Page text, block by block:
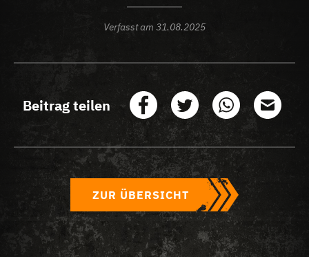
Verfasst am 31.08.2025
Beitrag teilen
ZUR ÜBERSICHT